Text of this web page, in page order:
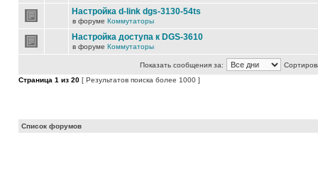
Настройка d-link dgs-3130-54ts
в форуме Коммутаторы
Настройка доступа к DGS-3610
в форуме Коммутаторы
Показать сообщения за:
Страница 1 из 20 [ Результатов поиска более 1000 ]
Список форумов